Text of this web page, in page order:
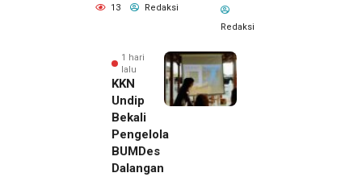
13 Redaksi
Redaksi
1 hari
lalu
KKN
Undip
Bekali
Pengelola
BUMDes
Dalangan